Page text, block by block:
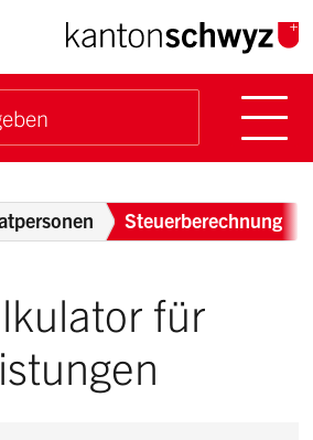
im Kanton
Breadcrumb
Steuerberechnung
für